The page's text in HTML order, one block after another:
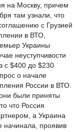
на Москву, причем
там узнали, что
с Грузией
в ВТО,
Украины
неуступчивости
с $400 до $230
о начале
России в ВТО.
были приняты
что Россия
а Украина
начинала, проявив